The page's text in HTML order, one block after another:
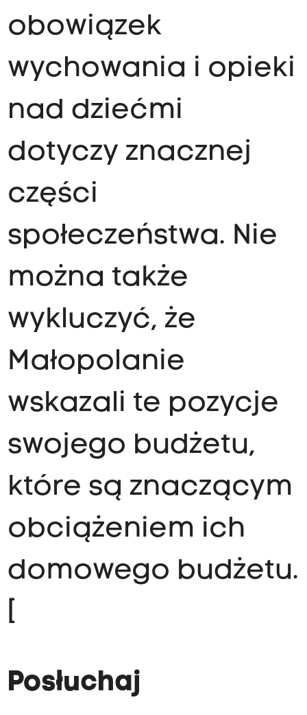
obowiązek
wychowania i opieki
nad dziećmi
dotyczy znacznej
części
społeczeństwa. Nie
można także
wykluczyć, że
Małopolanie
wskazali te pozycje
swojego budżetu,
które są znaczącym
obciążeniem ich
domowego budżetu.
[
Posłuchaj